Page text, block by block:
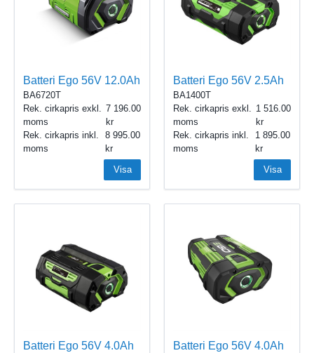
Kraftig och robust design som gårt att fälla ihop på mitten.
SNABBT JUSTERBART HANDTAG
Batteri Ego 56V 12.0Ah
BA6720T
Rek. cirkapris exkl.
moms
7 196.00
Rek. cirkapris inkl.
moms
8 995.00
Visa
Batteri Ego 56V 2.5Ah
BA1400T
Rek. cirkapris exkl.
moms
1 516.00
Rek. cirkapris inkl.
moms
1 895.00
Visa
Batteri Ego 56V 4.0Ah
Batteri Ego 56V 4.0Ah